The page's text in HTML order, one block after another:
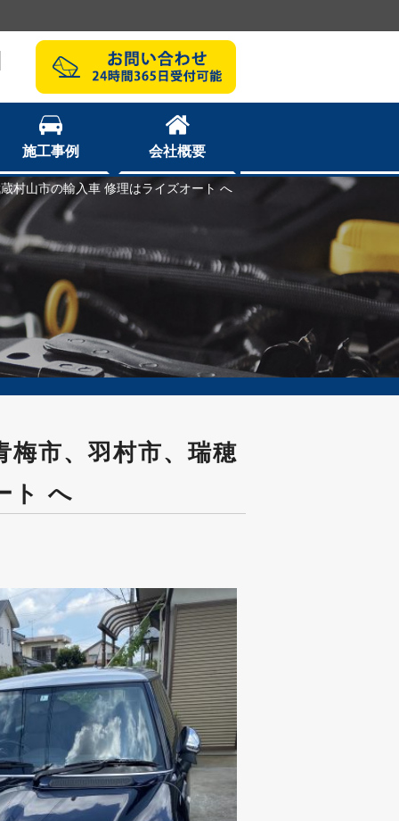
施工事例 会社概要
村山市の輸入車 修理はライズオート へ
市、羽村市、瑞穂
ト へ